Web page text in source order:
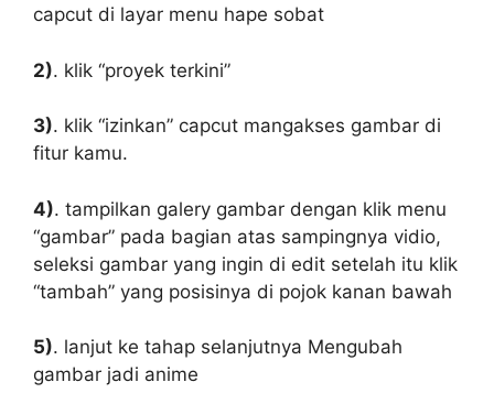
capcut di layar menu hape sobat
2). klik “proyek terkini”
3). klik “izinkan” capcut mangakses gambar di
fitur kamu.
4). tampilkan galery gambar dengan klik menu
“gambar” pada bagian atas sampingnya vidio,
seleksi gambar yang ingin di edit setelah itu klik
“tambah” yang posisinya di pojok kanan bawah
5). lanjut ke tahap selanjutnya Mengubah
gambar jadi anime